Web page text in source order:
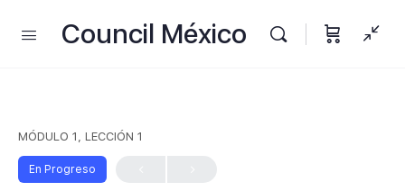
Council México
MÓDULO 1, LECCIÓN 1
En Progreso